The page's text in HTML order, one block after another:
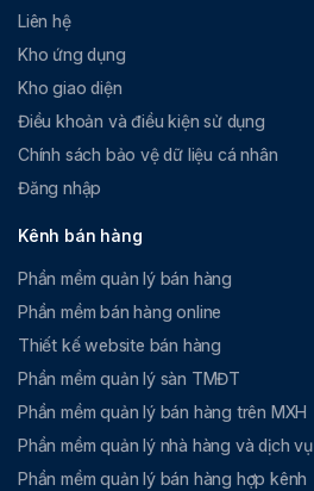
Liên hệ
Kho ứng dụng
Kho giao diện
Điều khoản và điều kiện sử dụng
Chính sách bảo vệ dữ liệu cá nhân
Đăng nhập
Kênh bán hàng
Phần mềm quản lý bán hàng
Phần mềm bán hàng online
Thiết kế website bán hàng
Phần mềm quản lý sàn TMĐT
Phần mềm quản lý bán hàng trên MXH
Phần mềm quản lý nhà hàng và dịch vụ
Phần mềm quản lý bán hàng hợp kênh